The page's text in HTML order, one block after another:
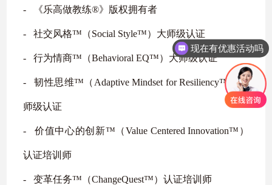
‐ 《乐高做教练®》版权拥有者
‐ 社交风格™ （Social Style™）大师级认证
‐ 行为情商™ （Behavioral EQ™）大师级认证
‐ 韧性思维™ （ Adaptive Mindset for Resiliency™ ）大
师级认证
‐ 价值中心的创新™ （Value Centered Innovation™ ）
认证培训师
‐ 变革任务™ （ChangeQuest™）认证培训师
现在有优惠活动吗